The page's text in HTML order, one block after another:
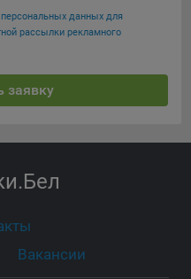
данных для
рассылки рекламного
заявку
.Бел
Вакансии